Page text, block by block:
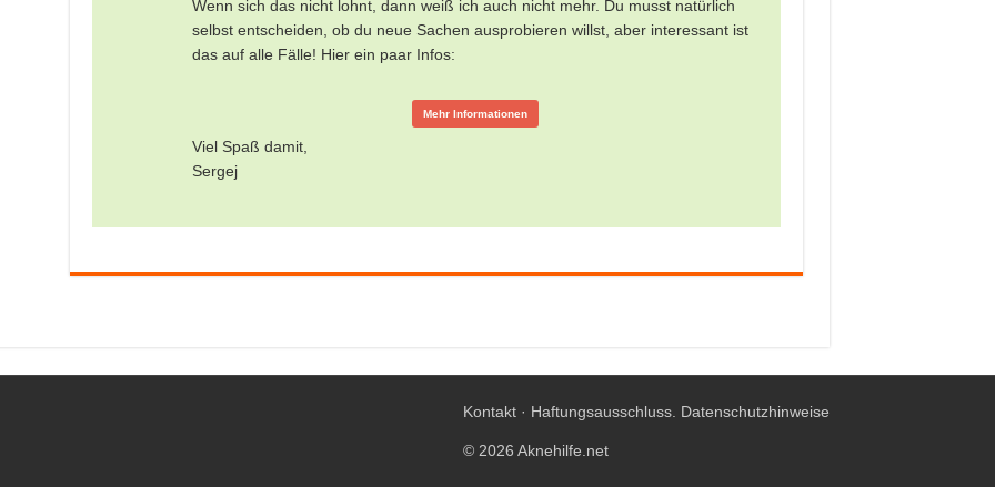
Wenn sich das nicht lohnt, dann weiß ich auch nicht mehr. Du musst natürlich
selbst entscheiden, ob du neue Sachen ausprobieren willst, aber interessant ist
das auf alle Fälle! Hier ein paar Infos:
Mehr Informationen
Viel Spaß damit,
Sergej
Kontakt· Haftungsausschluss. Datenschutzhinweise
© 2026 Aknehilfe.net